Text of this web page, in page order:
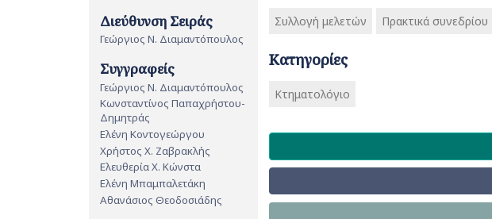
Διεύθυνση Σειράς
Γεώργιος Ν. Διαμαντόπουλος
Συγγραφείς
Γεώργιος Ν. Διαμαντόπουλος
Κωνσταντίνος Παπαχρήστου-
Δημητράς
Ελένη Κοντογεώργου
Χρήστος Χ. Ζαβρακλής
Ελευθερία Χ. Κώνστα
Ελένη Μπαμπαλετάκη
Αθανάσιος Θεοδοσιάδης
Συλλογή μελετών Πρακτικά συνεδρίου
Κατηγορίες
Κτηματολόγιο